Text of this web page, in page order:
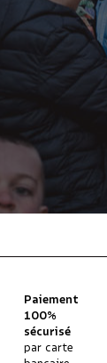
Paiement
100%
sécurisé
par carte